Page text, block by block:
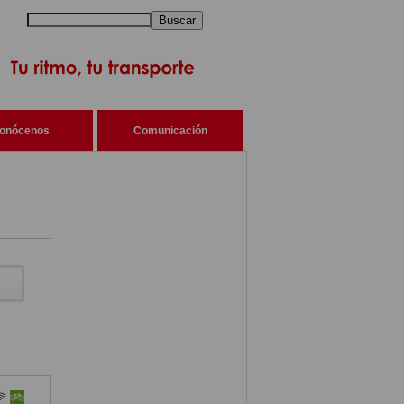
Buscar
Comunicación